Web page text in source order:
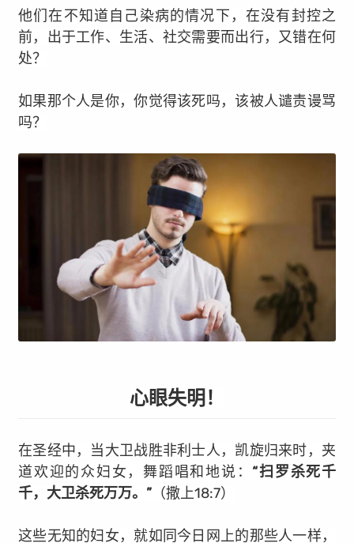
他们在不知道自己染病的情况下，在没有封控之
前，出于工作、生活、社交需要而出行，又错在何
处？
如果那个人是你，你觉得该死吗，该被人谴责谩骂
吗？
心眼失明！
在圣经中，当大卫战胜非利士人，凯旋归来时，夹
道欢迎的众妇女，舞蹈唱和地说： “扫罗杀死千
千，大卫杀死万万。” （撒上18:7）
这些无知的妇女，就如同今日网上的那些人一样，